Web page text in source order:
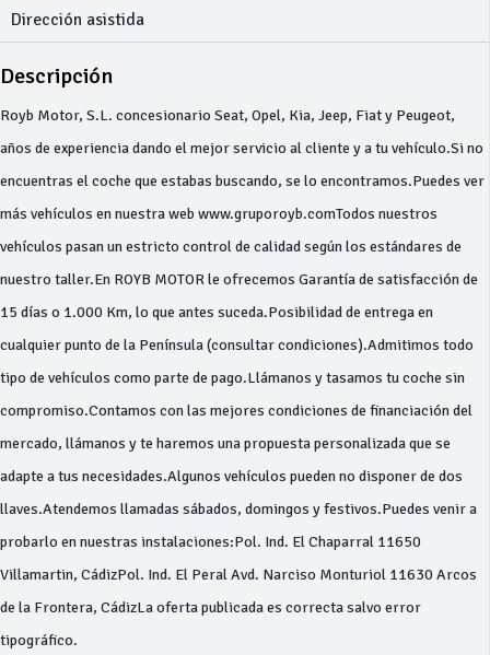
Dirección asistida
Descripción
Royb Motor, S.L. concesionario Seat, Opel, Kia, Jeep, Fiat y Peugeot,
años de experiencia dando el mejor servicio al cliente y a tu vehículo.Si no
encuentras el coche que estabas buscando, se lo encontramos.Puedes ver
más vehículos en nuestra web www.gruporoyb.comTodos nuestros
vehículos pasan un estricto control de calidad según los estándares de
nuestro taller.En ROYB MOTOR le ofrecemos Garantía de satisfacción de
15 días o 1.000 Km, lo que antes suceda.Posibilidad de entrega en
cualquier punto de la Península (consultar condiciones).Admitimos todo
tipo de vehículos como parte de pago.Llámanos y tasamos tu coche sin
compromiso.Contamos con las mejores condiciones de financiación del
mercado, llámanos y te haremos una propuesta personalizada que se
adapte a tus necesidades.Algunos vehículos pueden no disponer de dos
llaves.Atendemos llamadas sábados, domingos y festivos.Puedes venir a
probarlo en nuestras instalaciones:Pol. Ind. El Chaparral 11650
Villamartin, CádizPol. Ind. El Peral Avd. Narciso Monturiol 11630 Arcos
de la Frontera, CádizLa oferta publicada es correcta salvo error
tipográfico.